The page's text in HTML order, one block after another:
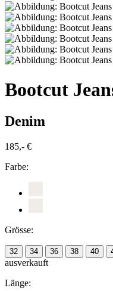
Bootcut
Denim
185,- €
Farbe:
Grösse:
32 34 36 38 40
ausverkauft
Länge: